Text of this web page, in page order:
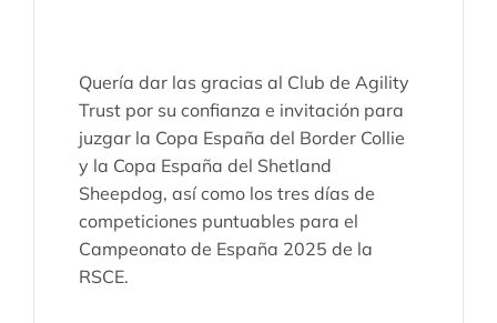
Quería dar las gracias al Club de Agility
Trust por su confianza e invitación para
juzgar la Copa España del Border Collie
y la Copa España del Shetland
Sheepdog, así como los tres días de
competiciones puntuables para el
Campeonato de España 2025 de la
RSCE.